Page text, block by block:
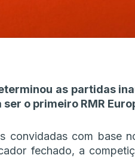
as partidas
o primeiro RMR
convidadas com base
fechado, a